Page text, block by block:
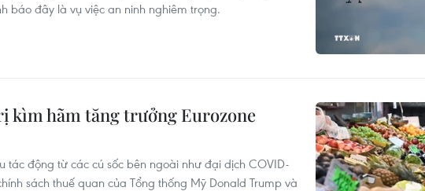
báo đây là vụ việc an ninh nghiêm trọng.
kìm hãm tăng trưởng Eurozone
tác động từ các cú sốc bên ngoài như đại dịch COVID-
sách thuế quan của Tổng thống Mỹ Donald Trump và